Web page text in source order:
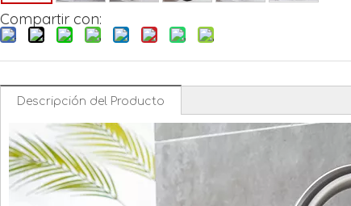
Compartir con:
Descripción del Producto